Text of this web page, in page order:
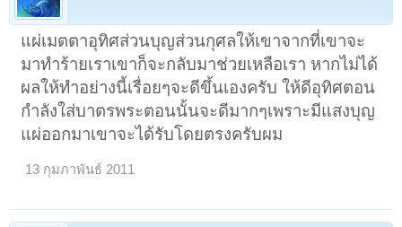
แผ่เมตตาอุทิศส่วนบุญส่วนกุศลให้เขาจากที่เขาจะ
มาทำร้ายเราเขาก็จะกลับมาช่วยเหลือเรา หากไม่ได้
ผลให้ทำอย่างนี้เรื่อยๆจะดีขึ้นเองครับ ให้ดีอุทิศตอน
กำลังใส่บาตรพระตอนนั้นจะดีมากๆเพราะมีแสงบุญ
แผ่ออกมาเขาจะได้รับโดยตรงครับผม
13 กุมภาพันธ์ 2011